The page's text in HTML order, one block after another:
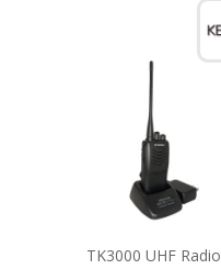
TK3000 UHF Radio